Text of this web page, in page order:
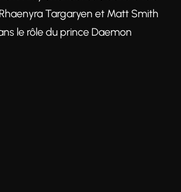
Targaryen et Matt Smith
le rôle du prince Daemon